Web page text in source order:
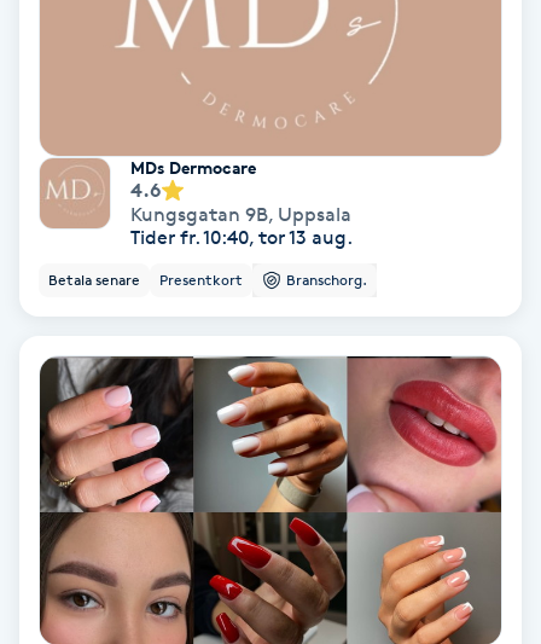
Enzympeeling
Extensions borttagning
Eyeliner-tatuering
Face framing
Faceliftmassage
Fet hårbotten
MDs Dermocare
4.6
Kungsgatan 9B, Uppsala
Tider fr. 10:40, tor 13 aug.
Betala senare Presentkort Branschorg.